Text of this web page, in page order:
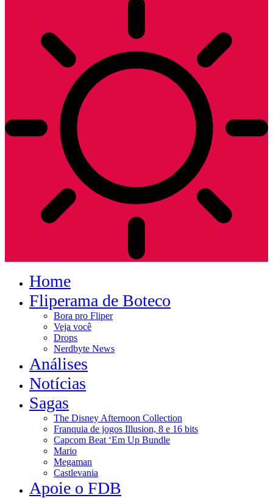
Home
Fliperama de Boteco
Bora pro Fliper
Veja você
Drops
Nerdbyte News
Análises
Notícias
Sagas
The Disney Afternoon Collection
Franquia de jogos Illusion, 8 e 16 bits
Capcom Beat ‘Em Up Bundle
Mario
Megaman
Castlevania
Apoie o FDB